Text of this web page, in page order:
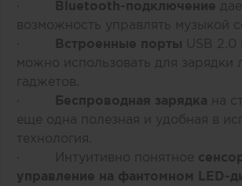
Bluetooth-подключение
возможность управлять музыкой
Встроенные порты USB 2.0
можно использовать для зарядки
гаджетов.
Беспроводная зарядка на
еще одна полезная и удобная в
технология.
· Интуитивно понятное
управление на фантомном LED-